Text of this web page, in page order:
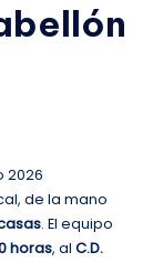
2026
de la mano
. El equipo
horas, al C.D.